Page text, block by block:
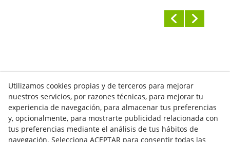
Utilizamos cookies propias y de terceros para mejorar
nuestros servicios, por razones técnicas, para mejorar tu
experiencia de navegación, para almacenar tus preferencias
y, opcionalmente, para mostrarte publicidad relacionada con
tus preferencias mediante el análisis de tus hábitos de
navegación. Selecciona ACEPTAR para consentir todas las